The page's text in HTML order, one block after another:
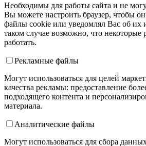
Необходимы для работы сайта и не
Вы можете настроить браузер, чтобы
файлы cookie или уведомлял Вас об их
таком случае возможно, что некоторые
работать.
Рекламные файлы
Могут использоваться для целей
качества рекламы: предоставление
подходящего контента и
материала.
Аналитические файлы
Могут использоваться для сбора